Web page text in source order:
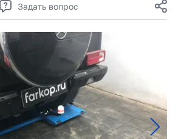
Задать вопрос